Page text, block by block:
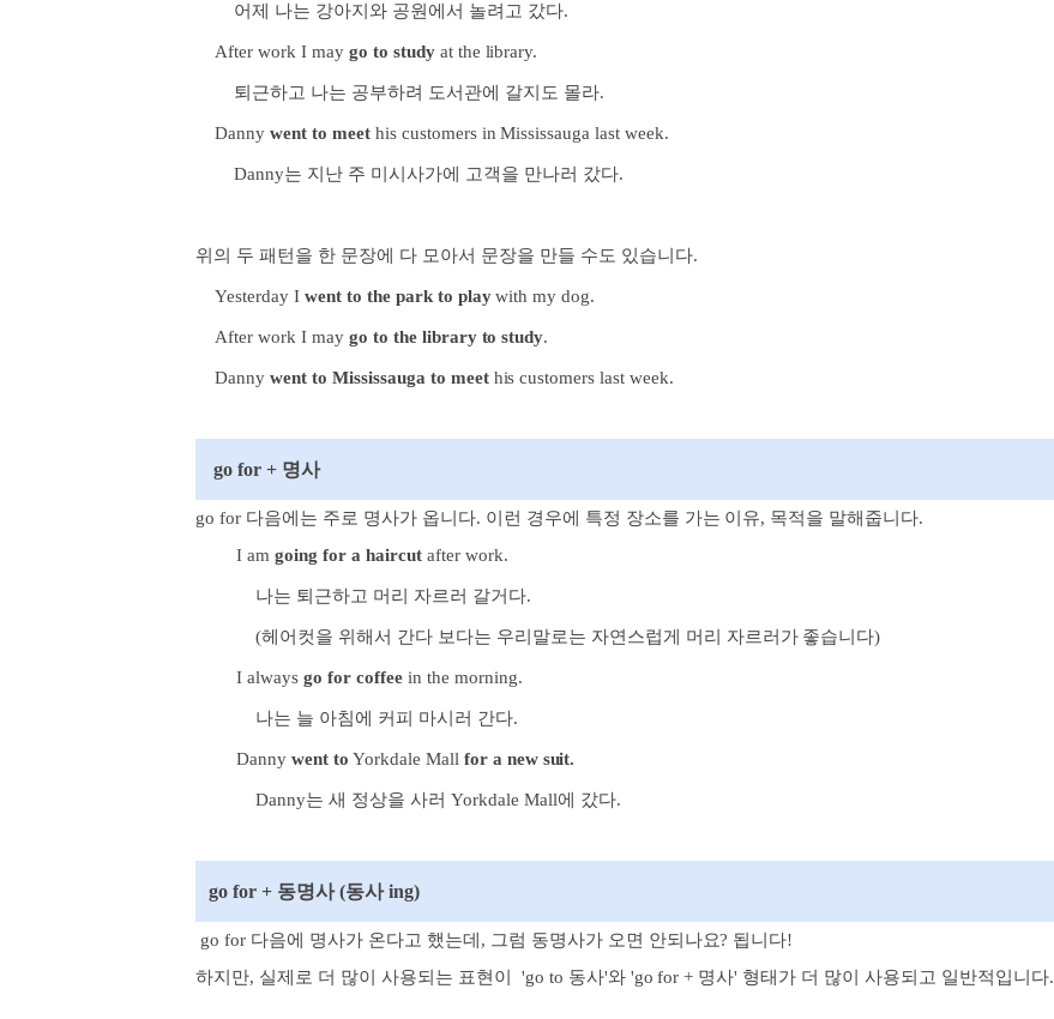
어제 나는 강아지와 공원에서 놀려고 갔다.
After work I may go to studyat the library.
퇴근하고 나는 공부하려 도서관에 갈지도 몰라.
Dannywent to meethis customers in Mississauga last week.
Danny는 지난 주 미시사가에 고객을 만나러 갔다.
위의 두 패턴을 한 문장에 다 모아서 문장을 만들 수도 있습니다.
Yesterday Iwent to the park to playwith my dog.
After work I may go to the library to study.
Dannywent to Mississauga to meethis customers last week.
go for + 명사
go for 다음에는 주로 명사가 옵니다. 이런 경우에 특정 장소를 가는 이유, 목적을 말해줍니다.
I amgoing for a haircutafter work.
나는 퇴근하고 머리 자르러 갈거다.
(헤어컷을 위해서 간다 보다는 우리말로는 자연스럽게 머리 자르러가 좋습니다)
I alwaysgo for coffeein the morning.
나는 늘 아침에 커피 마시러 간다.
Dannywent to Yorkdale Mall for a new suit.
Danny는 새 정상을 사러 Yorkdale Mall에 갔다.
go for + 동명사 (동사 ing)
go for 다음에 명사가 온다고 했는데, 그럼 동명사가 오면 안되나요? 됩니다!
하지만, 실제로 더 많이 사용되는 표현이
'go to 동사'와 'go for + 명사' 형태가 더 많이 사용되고 일반적입니다.